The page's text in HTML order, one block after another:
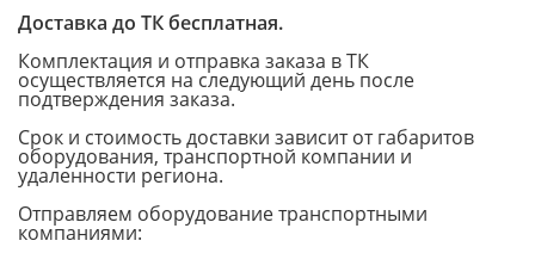
Доставка до ТК бесплатная.
Комплектация и отправка заказа в ТК
осуществляется на следующий день после
подтверждения заказа.
Срок и стоимость доставки зависит от габаритов
оборудования, транспортной компании и
удаленности региона.
Отправляем оборудование транспортными
компаниями: